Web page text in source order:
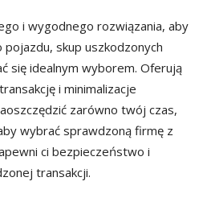
i wygodnego rozwiązania, aby
skup uszkodzonych
się idealnym wyborem. Oferują
i minimalizacje
zarówno twój czas,
wybrać sprawdzoną firmę z
ci bezpieczeństwo i
transakcji.